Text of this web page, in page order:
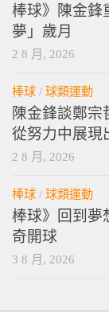
棒球》陳金
夢」歲月
2 8 月, 2026
棒球 / 球類運動
陳金鋒談鄭宗
從努力中展現
2 8 月, 2026
棒球 / 球類運動
棒球》回到夢
奇開球
3 8 月, 2026